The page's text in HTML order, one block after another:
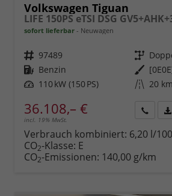
Volkswagen Tiguan
sofort lieferbar Neuwagen
Fahrzeugnr. 97489 Getriebe
Kraftstoff Benzin Außenfarbe
Leistung 110 kW (150 PS) Kilometerstand 20 km
36.108,– €
incl. 19% MwSt.
Verbrauch kombiniert: 6,20 l/
CO2-Klasse: E
CO2-Emissionen: 140,00 g/km